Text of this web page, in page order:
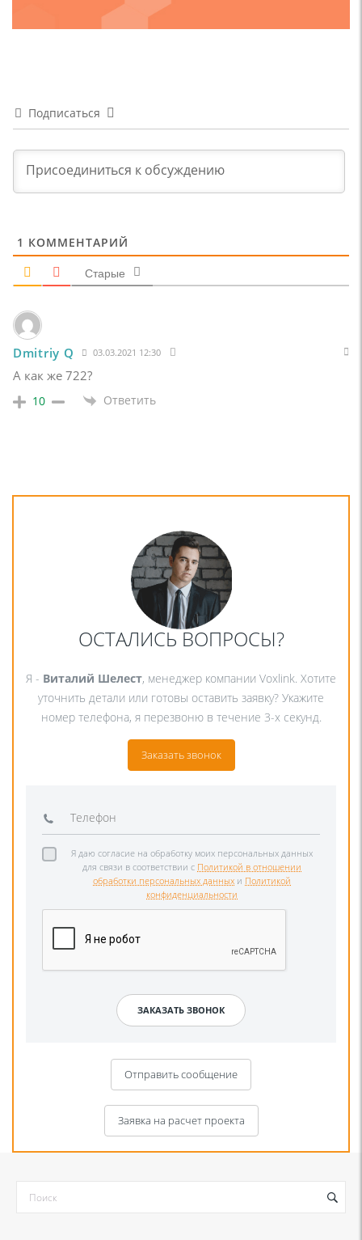
Подписаться
1 КОММЕНТАРИЙ
Старые
Dmitriy Q 03.03.2021 12:30
А как же 722?
10 Ответить
ОСТАЛИСЬ ВОПРОСЫ?
Я - Виталий Шелест, менеджер компании Voxlink. Хотите
уточнить детали или готовы оставить заявку? Укажите
номер телефона, я перезвоню в течение 3-х секунд.
Заказать звонок
Я даю согласие на обработку моих персональных данных
для связи в соответствии с Политикой в отношении
обработки персональных данных и Политикой
конфиденциальности
Отправить сообщение
Заявка на расчет проекта